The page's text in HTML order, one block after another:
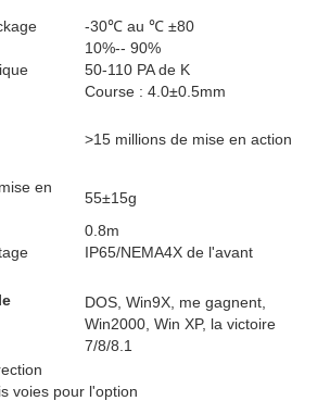
-30℃ au ℃ ±80
10%-- 90%
50-110 PA de K
Course : 4.0±0.5mm
>15 millions de mise en action
en
55±15g
0.8m
IP65/NEMA4X de l'avant
DOS, Win9X, me gagnent,
Win2000, Win XP, la victoire
7/8/8.1
voies pour l'option